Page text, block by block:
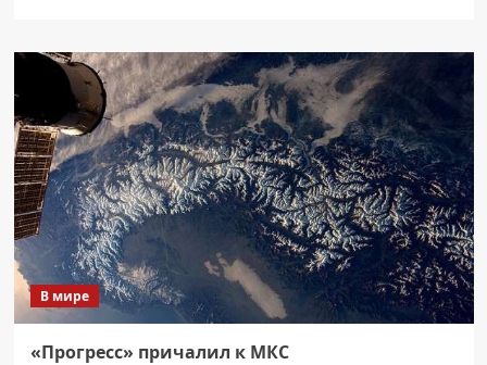
В мире
«Прогресс» причалил к МКС